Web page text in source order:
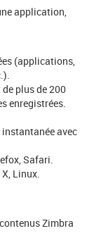
application,
(applications,
plus de 200
enregistrées.
avec
Safari.
Linux.
Zimbra